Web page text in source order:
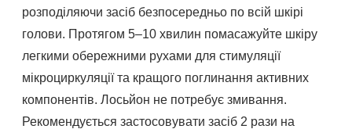
розподіляючи засіб безпосередньо по всій шкірі
голови. Протягом 5–10 хвилин помасажуйте шкіру
легкими обережними рухами для стимуляції
мікроциркуляції та кращого поглинання активних
компонентів. Лосьйон не потребує змивання.
Рекомендується застосовувати засіб 2 рази на